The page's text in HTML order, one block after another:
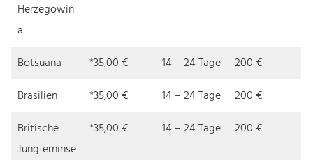
Herzegowin
a
Botsuana *35,00 € 14 – 24 Tage
200 €
Brasilien
*35,00 € 14 – 24 Tage
200 €
Britische
Jungferninse
*35,00 € 14 – 24 Tage 200 €